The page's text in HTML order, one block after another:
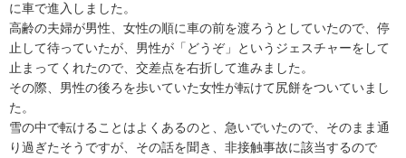
に車で進入しました。
高齢の夫婦が男性、女性の順に車の前を渡ろうとしていたので、停
止して待っていたが、男性が「どうぞ」というジェスチャーをして
止まってくれたので、交差点を右折して進みました。
その際、男性の後ろを歩いていた女性が転けて尻餅をついていまし
た。
雪の中で転けることはよくあるのと、急いでいたので、そのまま通
り過ぎたそうですが、その話を聞き、非接触事故に該当するので